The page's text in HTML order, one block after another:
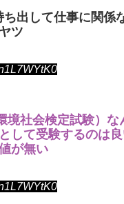
ち出して仕事に関係
ツ
境社会検定試験）な
して受験するのは
が無い